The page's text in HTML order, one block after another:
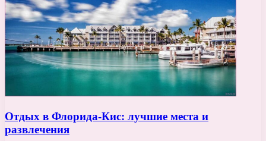
Отдых в Флорида-Кис: лучшие места и
развлечения